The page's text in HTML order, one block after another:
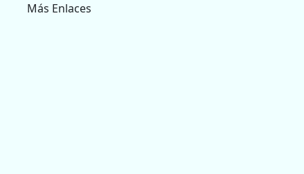
Más Enlaces